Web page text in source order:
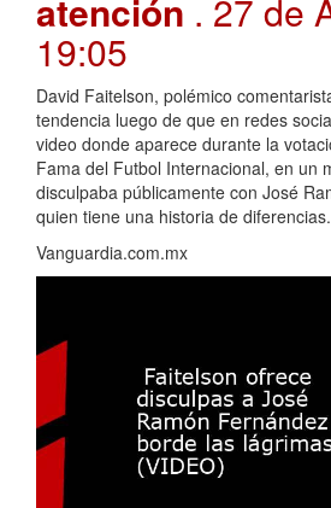
atención . 27 de
19:05
David Faitelson, polémico
tendencia luego de que en redes
video donde aparece durante la
Fama del Futbol Internacional, en un
disculpaba públicamente con José
quien tiene una historia de diferencias.
Vanguardia.com.mx